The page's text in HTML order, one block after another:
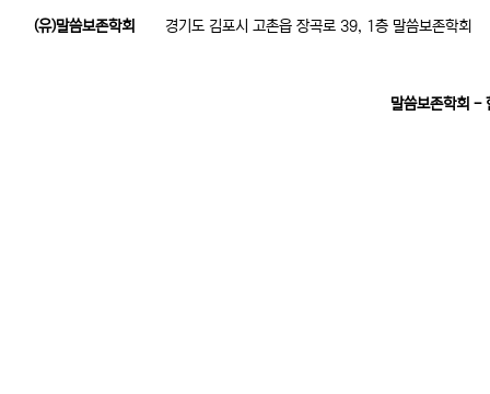
(유)말씀보존학회 경기도 김포시 고촌읍 장곡로 39, 1층 말씀보존학회
말씀보존학회 -